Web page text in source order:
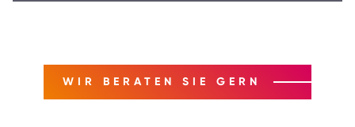
WIR BERATEN SIE GERN